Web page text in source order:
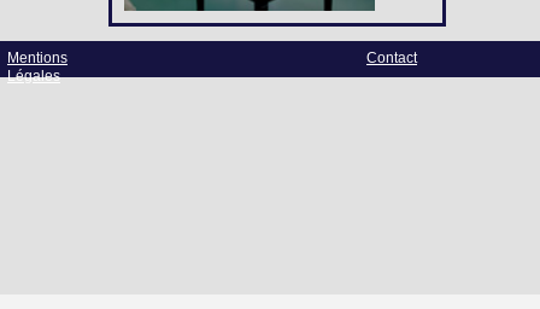
Mentions
Légales
Contact